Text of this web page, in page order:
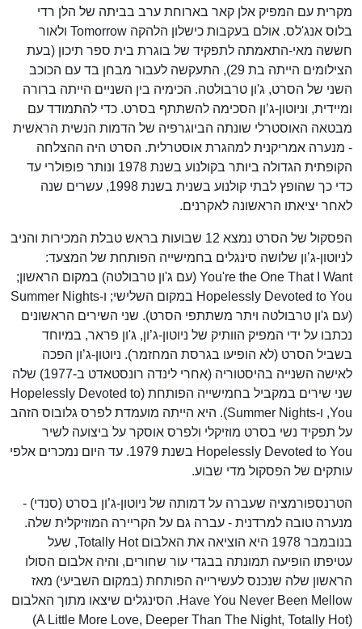
מקרית עם המפיק אלן קאר בארוחת ערב בביתה של הלן רדי
בלוס אנג'לס. אולם בעקבות כישלון הלהקה Tomorrow ולאור
חששה מאי-התאמתה לתפקיד של בוגרת בית ספר תיכון (בעת
הצילומים הייתה בת 29), התעקשה לעבור מבחן בד עם הכוכב
השני של הסרט, ג'ון טרבולטה. הכימיה בין השניים הייתה ברורה
ומיידית, וניוטון-ג’ון הסכימה להשתתף בסרט. כדי להתמודד עם
מבטאה האוסטרלי שונתה הביוגרפיה של הדמות הנשית הראשית
- מנערה אמריקנית למהגרת אוסטרלית. הסרט היה ההצלחה
הקופתית הגדולה ביותר בקולנוע בשנת 1978 ונותר פופולרי עד
כדי כך שהופץ לבתי קולנוע בשנית בשנת 1998, עשרים שנה
לאחר יציאתו הראשונה לאקרנים.
הפסקול של הסרט נמצא 12 שבועות בראש טבלת המכירות והניב
לניוטון-ג’ון שלושה סינגלים בחמישייה הפותחת של המצעד:
You're the One That I Want (עם ג'ון טרבולטה) במקום הראשון;
Hopelessly Devoted to You במקום השלישי; ו-Summer Nights
(עם ג'ון טרבולטה ויתר משתתפי הסרט). שני השירים הראשונים
נכתבו על ידי המפיק הוותיק של ניוטון-ג’ון, ג'ון פראר, במיוחד
בשביל הסרט (לא הופיעו בגרסת המחזמר). ניוטון-ג’ון הפכה
לאישה השנייה בהיסטוריה (אחרי לינדה רונסטאדט ב-1977) שלה
שני שירים במקביל בחמישייה הפותחת (Hopelessly Devoted to
You, ו-Summer Nights). היא הייתה מועמדת לפרס גלובוס הזהב
על תפקיד נשי בסרט מוזיקלי ולפרס אוסקר על ביצועה לשיר
Hopelessly Devoted to You בשנת 1979. עד היום נמכרים אלפי
עותקים של הפסקול מדי שבוע.
הטרנספורמציה שעברה על דמותה של ניוטון-ג’ון בסרט (סנדי) -
מנערה טובה למרדנית - עברה גם על הקריירה המוזיקלית שלה.
בנובמבר 1978 היא הוציאה את האלבום Totally Hot, שעל
עטיפתו הופיעה תמונתה בבגדי עור שחורים, והיה אלבום הסולו
הראשון שלה שנכנס לעשירייה הפותחת (במקום השביעי) מאז
Have You Never Been Mellow. הסינגלים שיצאו מתוך האלבום
(A Little More Love, Deeper Than The Night, Totally Hot)